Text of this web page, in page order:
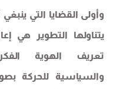
وأولى القضايا التي ينبغي أن
يتناولها التطوير هي إعادة
تعريف الهوية الفكرية
والسياسية للحركة بصورة